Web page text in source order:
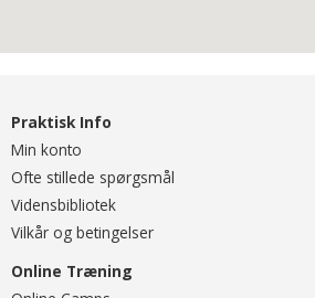
Praktisk Info
Min konto
Ofte stillede spørgsmål
Vidensbibliotek
Vilkår og betingelser
Online Træning